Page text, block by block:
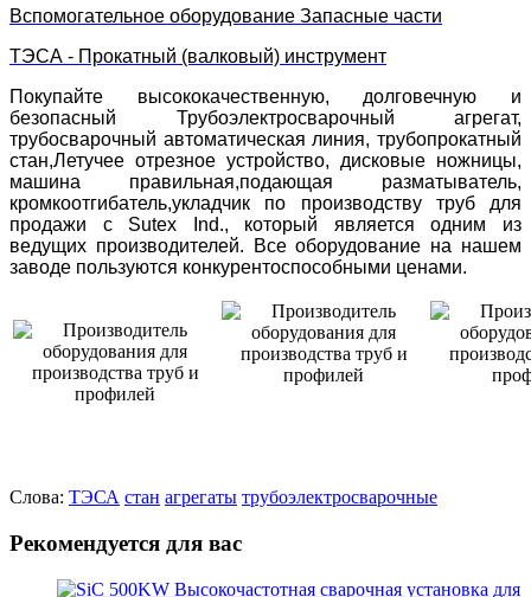
Вспомогательное оборудование Запасные части
ТЭСА - Прокатный (валковый) инструмент
Покупайте высококачественную, долговечную и
безопасный Трубоэлектросварочный агрегат,
трубосварочный автоматическая линия, трубопрокатный
стан,Летучее отрезное устройство, дисковые ножницы,
машина правильная,подающая разматыватель,
кромкоотгибатель,укладчик по производству труб для
продажи с Sutex Ind., который является одним из
ведущих производителей. Все оборудование на нашем
заводе пользуются конкурентоспособными ценами.
Слова: ТЭСА стан агрегаты трубоэлектросварочные
Рекомендуется для вас